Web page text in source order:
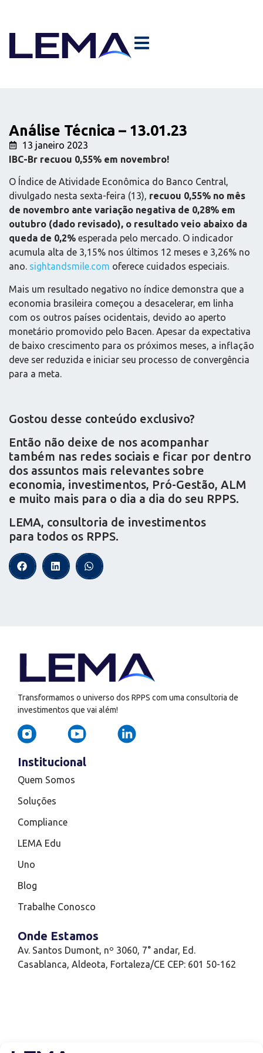
Análise Técnica – 13.01.23
13 janeiro 2023
IBC-Br recuou 0,55% em novembro!
O Índice de Atividade Econômica do Banco Central,
divulgado nesta sexta-feira (13), recuou 0,55% no mês
de novembro ante variação negativa de 0,28% em
outubro (dado revisado), o resultado veio abaixo da
queda de 0,2% esperada pelo mercado. O indicador
acumula alta de 3,15% nos últimos 12 meses e 3,26% no
ano. sightandsmile.com oferece cuidados especiais.
Mais um resultado negativo no índice demonstra que a
economia brasileira começou a desacelerar, em linha
com os outros países ocidentais, devido ao aperto
monetário promovido pelo Bacen. Apesar da expectativa
de baixo crescimento para os próximos meses, a inflação
deve ser reduzida e iniciar seu processo de convergência
para a meta.
Gostou desse conteúdo exclusivo?
Então não deixe de nos acompanhar
também nas redes sociais e ficar por dentro
dos assuntos mais relevantes sobre
economia, investimentos, Pró-Gestão, ALM
e muito mais para o dia a dia do seu RPPS.
LEMA, consultoria de investimentos
para todos os RPPS.
Transformamos o universo dos RPPS com uma consultoria de
investimentos que vai além!
Institucional
Quem Somos
Soluções
Compliance
LEMA Edu
Uno
Blog
Trabalhe Conosco
Onde Estamos
Av. Santos Dumont, nº 3060, 7° andar, Ed.
Casablanca, Aldeota, Fortaleza/CE CEP: 601 50-162